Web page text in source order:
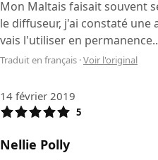
Mon Maltais faisait souvent
le diffuseur, j'ai constaté une
vais l'utiliser en
Traduit en français ·Voir l'original
14 février 2019
5
Nellie Polly